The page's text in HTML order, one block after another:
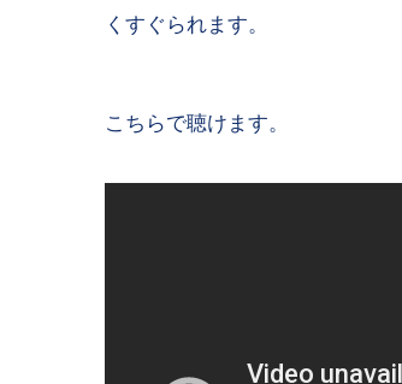
くすぐられます。
こちらで聴けます。